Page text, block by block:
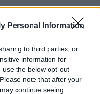
Personal Information
to third parties, or
information for
use the below opt-out
note that after your
continue seeing
Vieira,
(30'